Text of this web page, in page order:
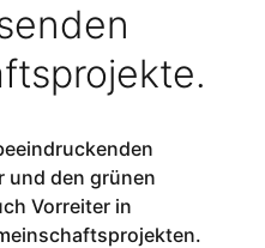
und den grünen
Vorreiter in